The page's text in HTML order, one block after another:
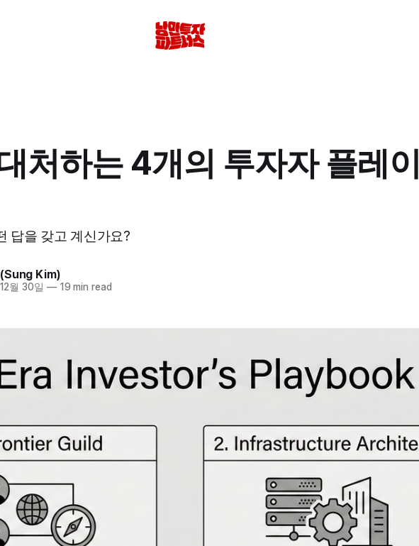
처하는 4개의 투자자 플레이
답을 갖고 계신가요?
Kim)
월 30일 —19 min read